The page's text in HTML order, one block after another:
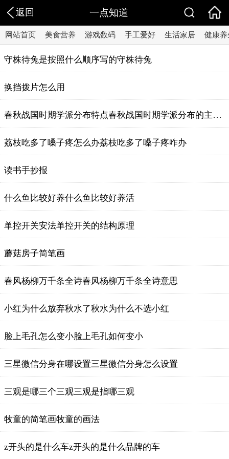
返回 一点知道
网站首页 美食营养 游戏数码 手工爱好 生活家居 健康养
守株待兔是按照什么顺序写的守株待兔
换挡拨片怎么用
春秋战国时期学派分布特点春秋战国时期学派分布的主要特点
荔枝吃多了嗓子疼怎么办荔枝吃多了嗓子疼咋办
读书手抄报
什么鱼比较好养什么鱼比较好养活
单控开关安法单控开关的结构原理
蘑菇房子简笔画
春风杨柳万千条全诗春风杨柳万千条全诗意思
小红为什么放弃秋水了秋水为什么不选小红
​脸上毛孔怎么变小​脸上毛孔如何变小
三星微信分身在哪设置三星微信分身怎么设置
三观是哪三个三观三观是指哪三观
牧童的简笔画牧童的画法
z开头的是什么车z开头的是什么品牌的车